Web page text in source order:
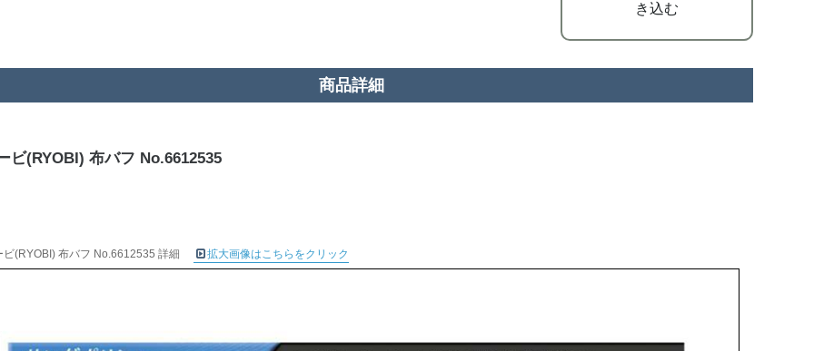
き込む
商品詳細
ビ(RYOBI) 布バフ No.6612535
ビ(RYOBI) 布バフ No.6612535 詳細 拡大画像はこちらをクリック